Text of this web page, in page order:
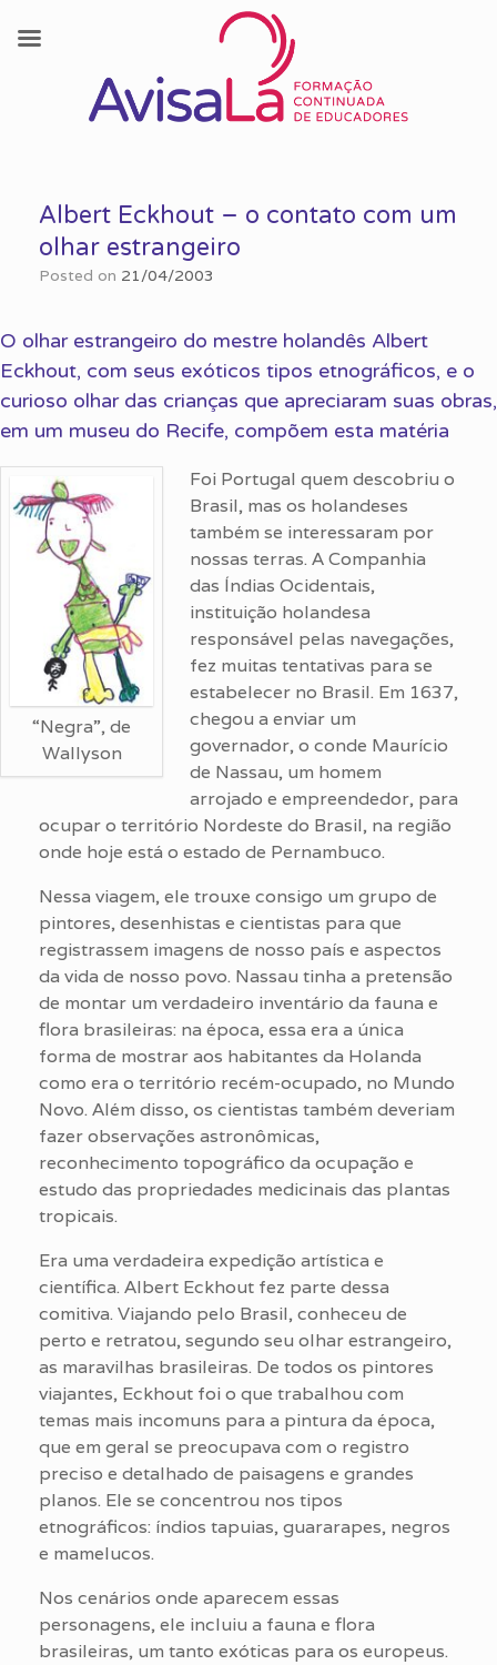
contentAlbert Eckhout – o contato com um
olhar estrangeiro
Posted on 21/04/2003
O olhar estrangeiro do mestre holandês Albert
Eckhout, com seus exóticos tipos etnográficos, e o
curioso olhar das crianças que apreciaram suas obras,
em um museu do Recife, compõem esta matéria
“Negra”, de
Wallyson
Foi Portugal quem descobriu o
Brasil, mas os holandeses
também se interessaram por
nossas terras. A Companhia
das Índias Ocidentais,
instituição holandesa
responsável pelas navegações,
fez muitas tentativas para se
estabelecer no Brasil. Em 1637,
chegou a enviar um
governador, o conde Maurício
de Nassau, um homem
arrojado e empreendedor, para
ocupar o território Nordeste do Brasil, na região
onde hoje está o estado de Pernambuco.
Nessa viagem, ele trouxe consigo um grupo de
pintores, desenhistas e cientistas para que
registrassem imagens de nosso país e aspectos
da vida de nosso povo. Nassau tinha a pretensão
de montar um verdadeiro inventário da fauna e
flora brasileiras: na época, essa era a única
forma de mostrar aos habitantes da Holanda
como era o território recém-ocupado, no Mundo
Novo. Além disso, os cientistas também deveriam
fazer observações astronômicas,
reconhecimento topográfico da ocupação e
estudo das propriedades medicinais das plantas
tropicais.
Era uma verdadeira expedição artística e
científica. Albert Eckhout fez parte dessa
comitiva. Viajando pelo Brasil, conheceu de
perto e retratou, segundo seu olhar estrangeiro,
as maravilhas brasileiras. De todos os pintores
viajantes, Eckhout foi o que trabalhou com
temas mais incomuns para a pintura da época,
que em geral se preocupava com o registro
preciso e detalhado de paisagens e grandes
planos. Ele se concentrou nos tipos
etnográficos: índios tapuias, guararapes, negros
e mamelucos.
Nos cenários onde aparecem essas
personagens, ele incluiu a fauna e flora
brasileiras, um tanto exóticas para os europeus.